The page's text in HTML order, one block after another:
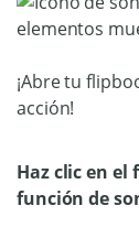
¡Abre tu
acción!
Haz clic en el
función de